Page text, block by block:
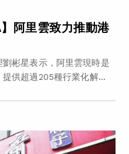
阿里雲致力推動港
彬星表示，阿里雲現時是
供超過205種行業化解...